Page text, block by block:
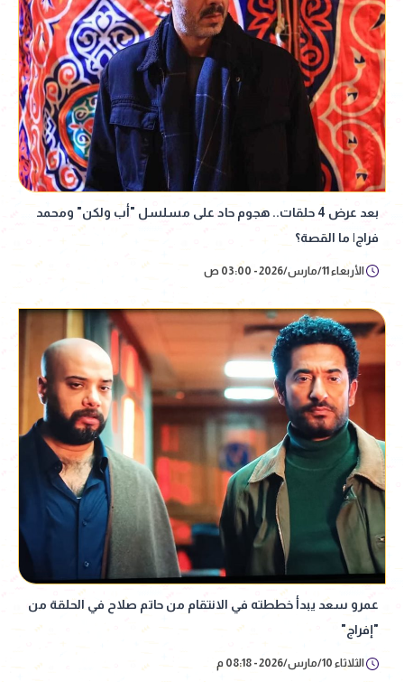
بعد عرض 4 حلقات.. هجوم حاد على مسلسل "أب ولكن" ومحمد
فراج| ما القصة؟
الأربعاء 11/مارس/2026 - 03:00 ص
عمرو سعد يبدأ خططته في الانتقام من حاتم صلاح في الحلقة من
"إفراج"
الثلاثاء 10/مارس/2026 - 08:18 م